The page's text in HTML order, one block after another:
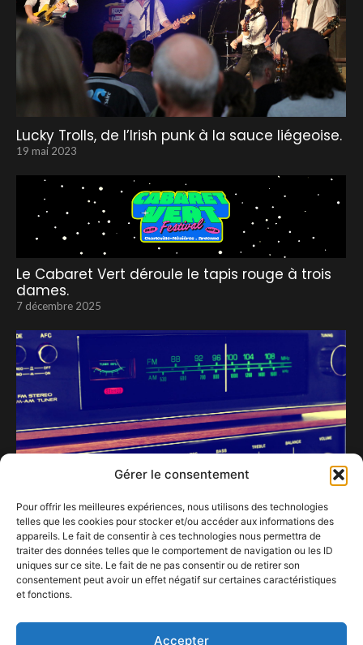
Gérer le consentement
Pour offrir les meilleures expériences, nous utilisons des technologies
telles que les cookies pour stocker et/ou accéder aux informations des
appareils. Le fait de consentir à ces technologies nous permettra de
traiter des données telles que le comportement de navigation ou les ID
uniques sur ce site. Le fait de ne pas consentir ou de retirer son
consentement peut avoir un effet négatif sur certaines caractéristiques
et fonctions.
Accepter
Lucky Trolls, de l’Irish punk à la sauce liégeoise.
19 mai 2023
Le Cabaret Vert déroule le tapis rouge à trois
dames.
7 décembre 2025
Confestmag lance sa webradio : votre soutien
peut tout changer !
13 janvier 2026
22 janvier 2024